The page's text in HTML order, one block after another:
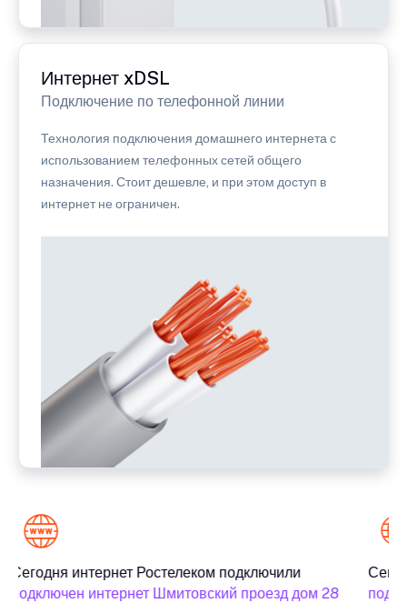
Интернет xDSL
Подключение по телефонной линии
Технология подключения домашнего интернета с
использованием телефонных сетей общего
назначения. Стоит дешевле, и при этом доступ в
интернет не ограничен.
Сегодня интернет Ростелеком подключили
подключен интернет Шмитовский проезд дом 28